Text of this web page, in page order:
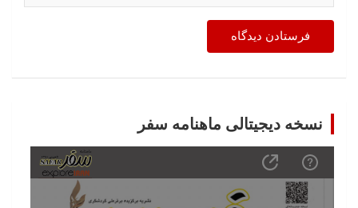
نسخه دیجیتالی ماهنامه سفر